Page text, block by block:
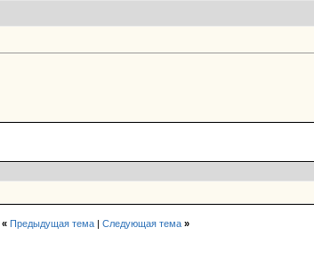
« Предыдущая тема| Следующая тема »